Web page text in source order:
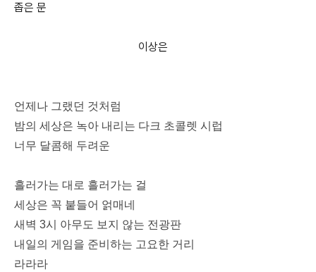
좁은 문
이상은
언제나 그랬던 것처럼
밤의 세상은 녹아 내리는 다크 초콜렛 시럽
너무 달콤해 두려운
흘러가는 대로 흘러가는 걸
세상은 꼭 붙들어 얽매네
새벽 3시 아무도 보지 않는 전광판
내일의 게임을 준비하는 고요한 거리
라라라